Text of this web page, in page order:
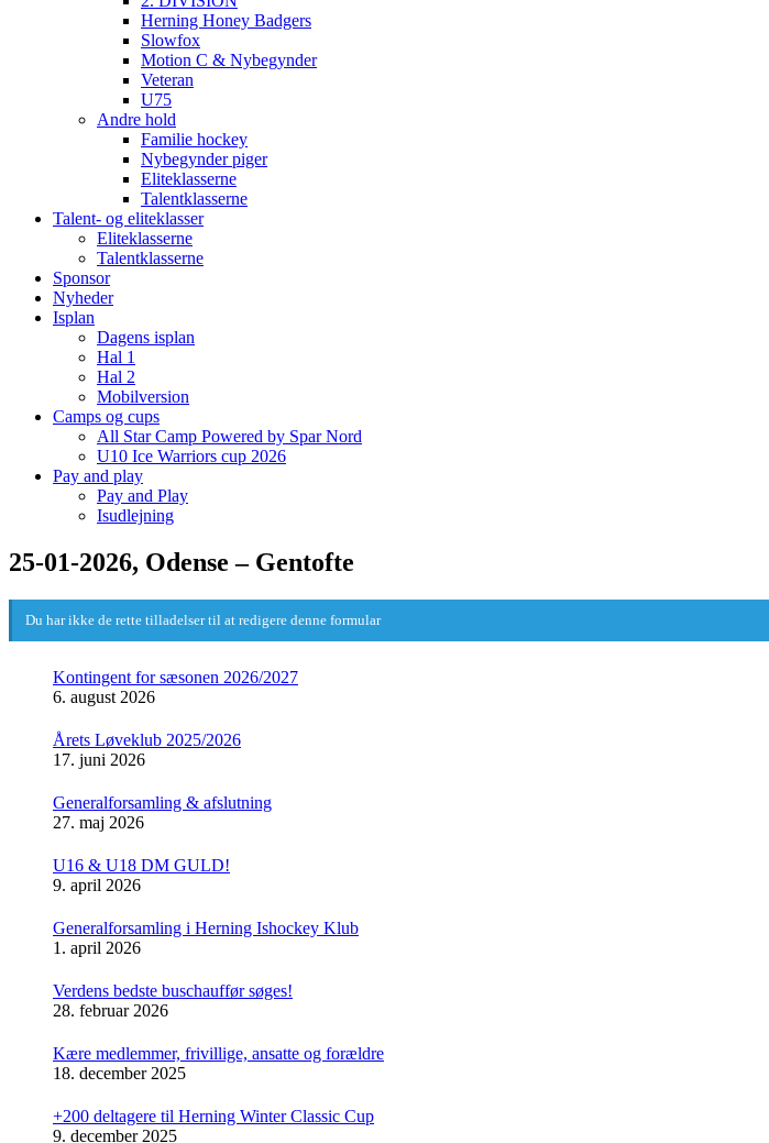
Herning Honey Badgers
Slowfox
Motion C & Nybegynder
Veteran
U75
Andre hold
Familie hockey
Nybegynder piger
Eliteklasserne
Talentklasserne
Talent- og eliteklasser
Eliteklasserne
Talentklasserne
Sponsor
Nyheder
Isplan
Dagens isplan
Hal 1
Hal 2
Mobilversion
Camps og cups
All Star Camp Powered by Spar Nord
U10 Ice Warriors cup 2026
Pay and play
Pay and Play
Isudlejning
25-01-2026, Odense – Gentofte
Du har ikke de rette tilladelser til at redigere denne formular
Kontingent for sæsonen 2026/2027
6. august 2026
Årets Løveklub 2025/2026
17. juni 2026
Generalforsamling & afslutning
27. maj 2026
U16 & U18 DM GULD!
9. april 2026
Generalforsamling i Herning Ishockey Klub
1. april 2026
Verdens bedste buschauffør søges!
28. februar 2026
Kære medlemmer, frivillige, ansatte og forældre
18. december 2025
+200 deltagere til Herning Winter Classic Cup
9. december 2025